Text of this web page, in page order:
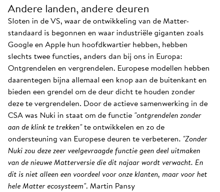
Andere landen, andere deuren
Sloten in de VS, waar de ontwikkeling van de Matter-
standaard is begonnen en waar industriële giganten zoals
Google en Apple hun hoofdkwartier hebben, hebben
slechts twee functies, anders dan bij ons in Europa:
Ontgrendelen en vergrendelen. Europese modellen hebben
daarentegen bijna allemaal een knop aan de buitenkant en
bieden een grendel om de deur dicht te houden zonder
deze te vergrendelen. Door de actieve samenwerking in de
CSA was Nuki in staat om de functie "ontgrendelen zonder
aan de klink te trekken"te ontwikkelen en zo de
ondersteuning van Europese deuren te verbeteren. "Zonder
Nuki zou deze zeer veelgevraagde functie geen deel uitmaken
van de nieuwe Matterversie die dit najaar wordt verwacht. En
dit is niet alleen een voordeel voor onze klanten, maar voor het
hele Matter ecosysteem". Martin Pansy